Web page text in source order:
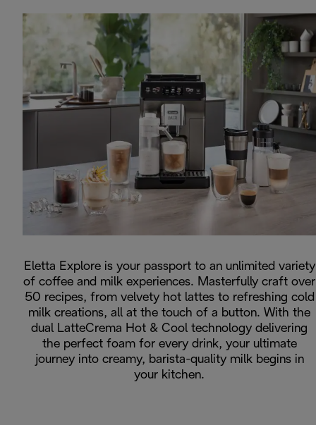
Eletta Explore is your passport to an unlimited variety
of coffee and milk experiences. Masterfully craft over
50 recipes, from velvety hot lattes to refreshing cold
milk creations, all at the touch of a button. With the
dual LatteCrema Hot & Cool technology delivering
the perfect foam for every drink, your ultimate
journey into creamy, barista-quality milk begins in
your kitchen.